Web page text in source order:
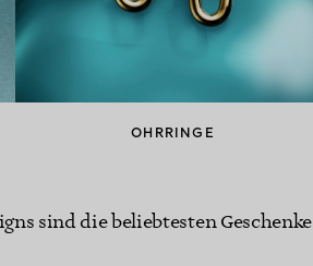
OHRRINGE
sind die beliebtesten Geschenke